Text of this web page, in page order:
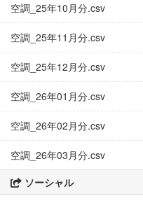
空調_25年10月分.csv
空調_25年11月分.csv
空調_25年12月分.csv
空調_26年01月分.csv
空調_26年02月分.csv
空調_26年03月分.csv
ソーシャル